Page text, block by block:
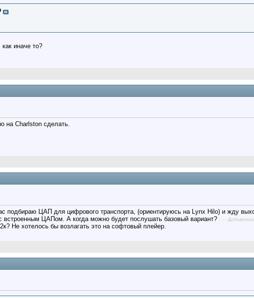
иначе то?
на Charlston сделать.
подбираю ЦАП для цифрового транспорта, (ориентируюсь на Lynx Hilo) и жду
встроенным ЦАПом. А когда можно будет послушать базовый вариант? - - -
Не хотелось бы возлагать это на софтовый плейер.